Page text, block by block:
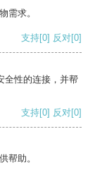
需求。
支持[0] 反对[0]
全性的连接，并帮
支持[0] 反对[0]
帮助。